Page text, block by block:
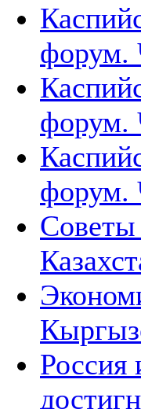
форум.
форум.
форум.
Советы
Россия